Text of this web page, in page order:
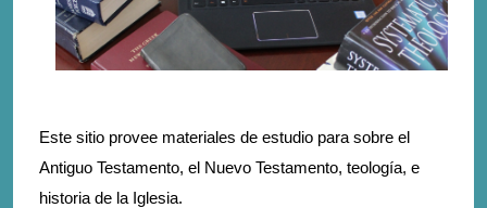
Este sitio provee materiales de estudio para sobre el
Antiguo Testamento, el Nuevo Testamento, teología, e
historia de la Iglesia.